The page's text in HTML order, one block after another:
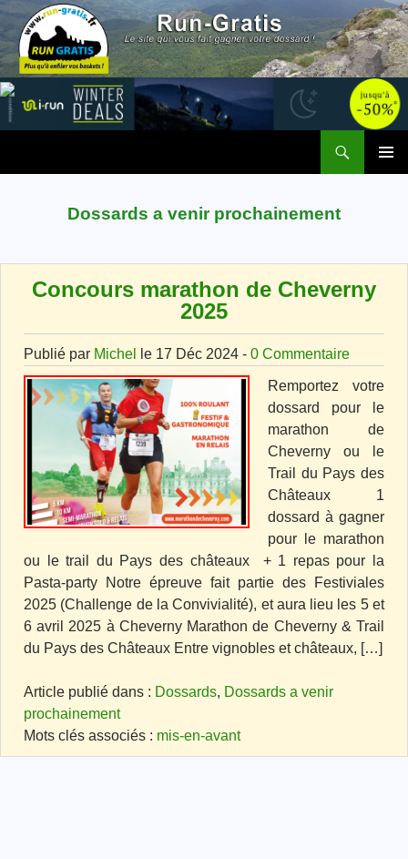
Dossards a venir prochainement
Concours marathon de Cheverny
2025
Publié par Michel le 17 Déc 2024 - 0 Commentaire
Remportez votre
dossard pour le
marathon de
Cheverny ou le
Trail du Pays des
Châteaux 1
dossard à gagner
pour le marathon
ou le trail du Pays des châteaux + 1 repas pour la
Pasta-party Notre épreuve fait partie des Festiviales
2025 (Challenge de la Convivialité), et aura lieu les 5 et
6 avril 2025 à Cheverny Marathon de Cheverny & Trail
du Pays des Châteaux Entre vignobles et châteaux, […]
Article publié dans : Dossards, Dossards a venir
prochainement
Mots clés associés : mis-en-avant